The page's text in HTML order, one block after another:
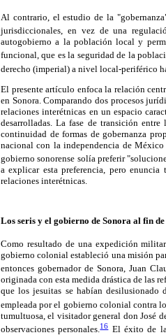
Al contrario, el estudio de la
jurisdiccionales, en vez de una
autogobierno a la población local y
funcional, que es la seguridad de la
derecho (imperial) a nivel local-periférico
El presente artículo enfoca la relación
en Sonora. Comparando dos procesos
relaciones interétnicas en un espacio
desarrolladas. La fase de transición
continuidad de formas de gobernanza
nacional con la independencia de
gobierno sonorense solía preferir
a explicar esta preferencia, pero enuncia
relaciones interétnicas.
Los seris y el gobierno de Sonora al fin
Como resultado de una expedición
gobierno colonial estableció una misión
entonces gobernador de Sonora, Juan
originada con esta medida drástica de las
que los jesuitas se habían
empleada por el gobierno colonial contra
tumultuosa, el visitador general don José
observaciones personales.16El éxito de la